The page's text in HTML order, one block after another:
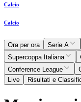
Calcio
Calcio
Ora per ora Serie A
Supercoppa Italiana
Conference League
Live
Risultati e